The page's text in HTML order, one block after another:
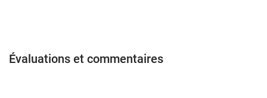
de l’Éducation nationale.Tous les
Évaluations et commentaires